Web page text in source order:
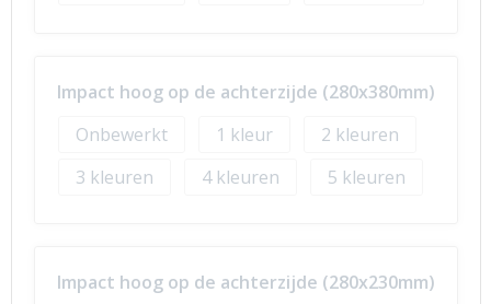
Impact hoog op de achterzijde (280x380mm)
Onbewerkt
1
2
3
4 5
Impact hoog op de achterzijde (280x230mm)